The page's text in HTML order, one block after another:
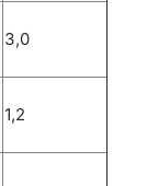
3,0
1,2